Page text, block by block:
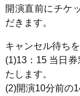
開演直前にチケ
だきます。
キャンセル待ち
(1)13：15 当日
たします。
(2)開演10分前の